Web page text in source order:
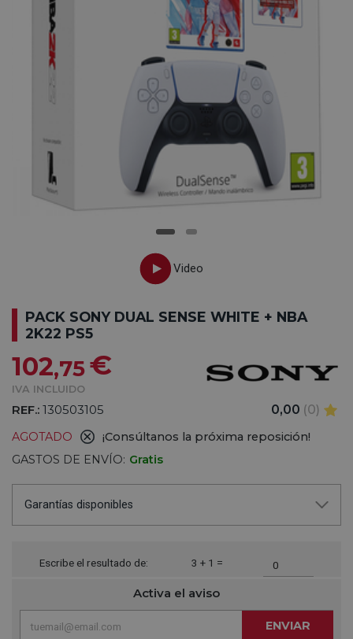
PACK SONY DUAL SENSE WHITE + NBA
2K22 PS5
102,75€
IVA INCLUIDO
REF.: 130503105 0,00 (0)
AGOTADO
¡Consúltanos la próxima reposición!
GASTOS DE ENVÍO: Gratis
Garantías disponibles
Escribe el resultado de: 3 + 1 =
Activa el aviso
ENVIAR